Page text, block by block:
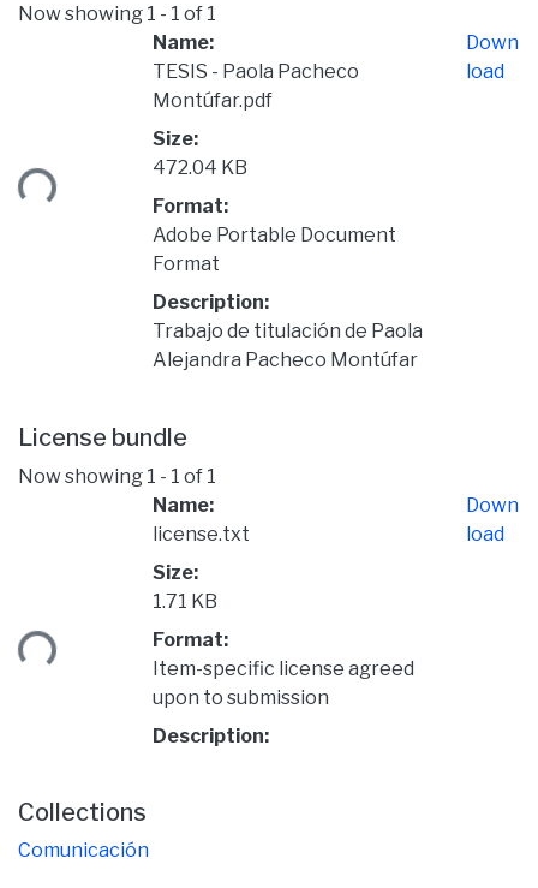
Now showing 1 - 1 of 1
Name:
TESIS - Paola Pacheco
Montúfar.pdf
Size:
472.04 KB
Format:
Adobe Portable Document
Format
Description:
Trabajo de titulación de Paola
Alejandra Pacheco Montúfar
Down
load
License bundle
Now showing 1 - 1 of 1
Name:
license.txt
Size:
1.71 KB
Format:
Item-specific license agreed
upon to submission
Description:
Down
load
Collections
Comunicación